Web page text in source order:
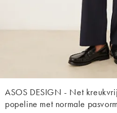
ASOS DESIGN - Net
popeline met normale